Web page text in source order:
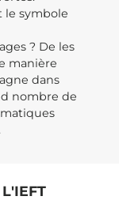
le symbole
? De les
manière
dans
nombre de